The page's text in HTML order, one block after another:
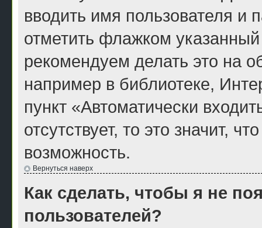
вводить имя пользователя
отметить флажком
рекомендуем делать это на
например в библиотеке,
пункт «Автоматически
отсутствует, то это значит,
возможность.
Вернуться наверх
Как сделать, чтобы я не
пользователей?